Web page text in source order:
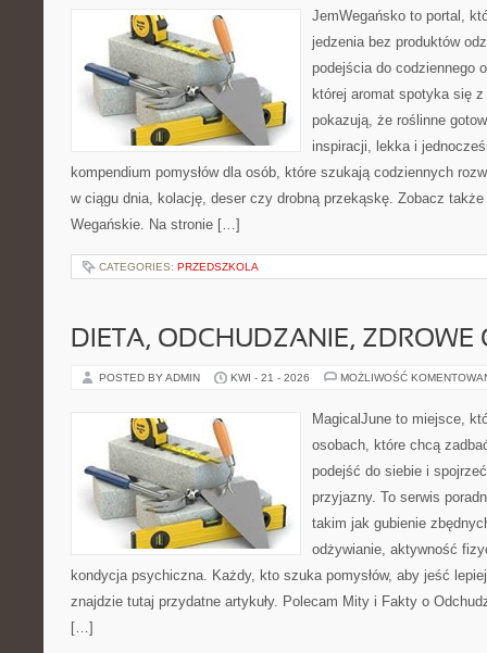
JemWegańsko to portal,
jedzenia bez produktów
podejścia do codziennego
której aromat spotyka się
pokazują, że roślinne
inspiracji, lekka i
kompendium pomysłów dla osób, które szukają codziennych
w ciągu dnia, kolację, deser czy drobną przekąskę. Zobacz
Wegańskie. Na stronie […]
CATEGORIES: PRZEDSZKOLA
DIETA, ODCHUDZANIE, ZDROWE
POSTED BY ADMIN KWI - 21 - 2026 MOŻLIWOŚĆ
MagicalJune to miejsce,
osobach, które chcą
podejść do siebie i
przyjazny. To serwis
takim jak gubienie
odżywianie, aktywność
kondycja psychiczna. Każdy, kto szuka pomysłów, aby jeść
znajdzie tutaj przydatne artykuły. Polecam Mity i Fakty o
[…]